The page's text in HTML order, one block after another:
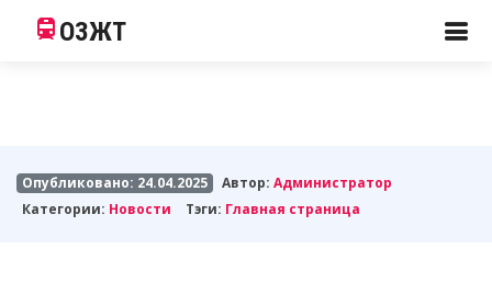
ОЗЖТ
Опубликовано: 24.04.2025 Автор:Администратор
Категории: Новости Тэги: Главная страница